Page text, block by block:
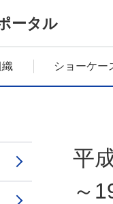
ータル
織 ショーケー
平
～